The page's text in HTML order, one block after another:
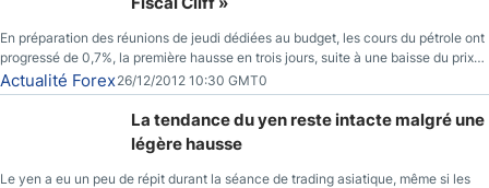
En préparation des réunions de jeudi dédiées au budget, les cours du pétrole ont
progressé de 0,7%, la première hausse en trois jours, suite à une baisse du prix
des réserves de pétrole américaines à un bas de 10 semaines.
Actualité Forex26/12/2012 10:30 GMT0
La tendance du yen reste intacte malgré une
légère hausse
Le yen a eu un peu de répit durant la séance de trading asiatique, même si les